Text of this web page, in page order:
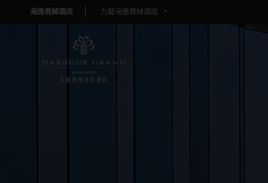
海逸君綽酒店 九龍海逸君綽酒店